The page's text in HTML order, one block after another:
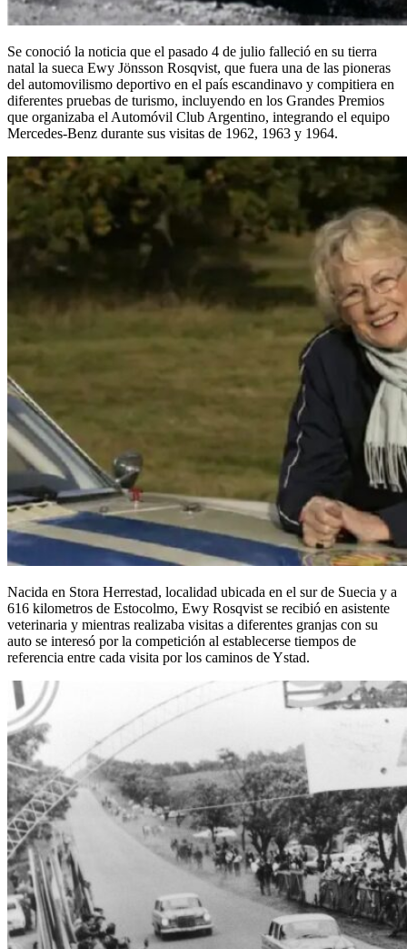
Se conoció la noticia que el pasado 4 de julio falleció en su tierra
natal la sueca Ewy Jönsson Rosqvist, que fuera una de las pioneras
del automovilismo deportivo en el país escandinavo y compitiera en
diferentes pruebas de turismo, incluyendo en los Grandes Premios
que organizaba el Automóvil Club Argentino, integrando el equipo
Mercedes-Benz durante sus visitas de 1962, 1963 y 1964.
Nacida en Stora Herrestad, localidad ubicada en el sur de Suecia y a
616 kilometros de Estocolmo, Ewy Rosqvist se recibió en asistente
veterinaria y mientras realizaba visitas a diferentes granjas con su
auto se interesó por la competición al establecerse tiempos de
referencia entre cada visita por los caminos de Ystad.